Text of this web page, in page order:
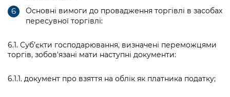
Основні вимоги до провадження торгівлі в засобах
пересувної торгівлі:
6.1. Суб’єкти господарювання, визначені переможцями
торгів, зобов'язані мати наступні документи:
6.1.1. документ про взяття на облік як платника податку;